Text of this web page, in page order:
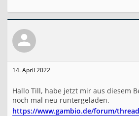
14. April 2022
Hallo Till, habe jetzt mir aus diesem
noch mal neu runtergeladen.
https://www.gambio.de/forum/